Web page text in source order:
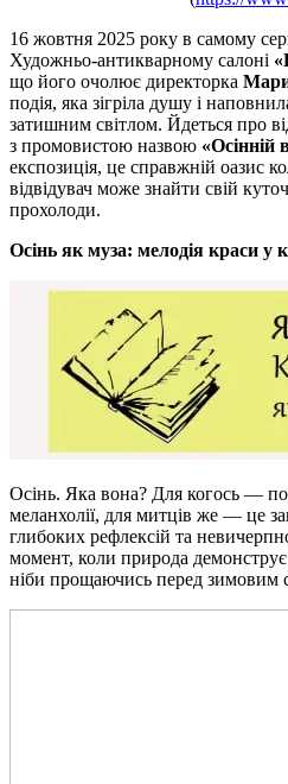
16 жовтня 2025 року в самому
Художньо-антикварному салоні
що його очолює директорка
подія, яка зігріла душу і
затишним світлом. Йдеться про
з промовистою назвою «Осінній
експозиція, це справжній оазис
відвідувач може знайти свій
прохолоди.
Осінь як муза: мелодія краси у
Осінь. Яка вона? Для когось —
меланхолії, для митців же — це
глибоких рефлексій та
момент, коли природа
ніби прощаючись перед зимовим